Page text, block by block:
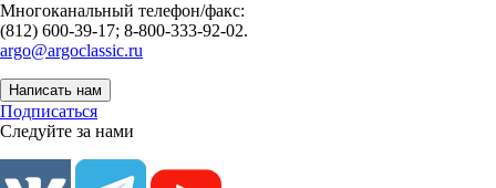
Многоканальный телефон/факс:
(812) 600-39-17; 8-800-333-92-02.
argo@argoclassic.ru
Написать нам
Подписаться
Следуйте за нами